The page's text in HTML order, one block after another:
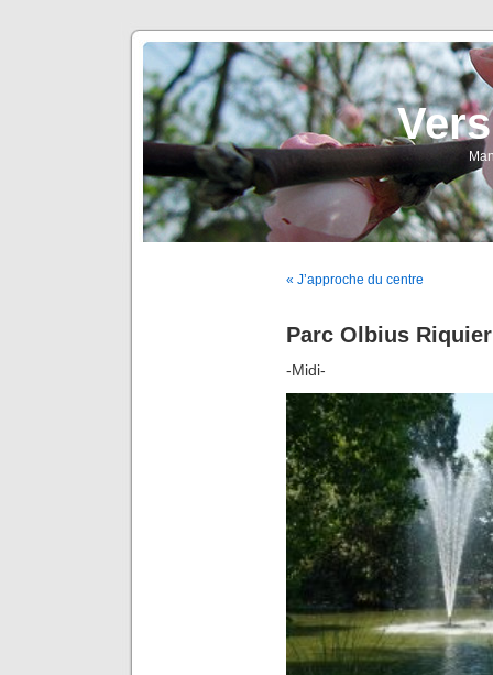
« J’approche du centre
Parc Olbius Riquier
-Midi-